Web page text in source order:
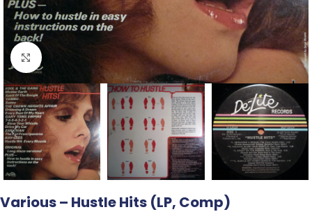
Click to enlarge
Various – Hustle Hits (LP, Comp)